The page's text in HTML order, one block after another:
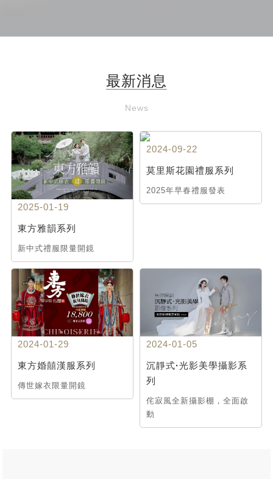
最新消息
News
2025-01-19
東方雅韻系列
新中式禮服限量開鏡
2024-09-22
莫里斯花園禮服系列
2025年早春禮服發表
2024-01-29
東方婚囍漢服系列
傳世嫁衣限量開鏡
2024-01-05
沉靜式·光影美學攝影系
列
侘寂風全新攝影棚，全面啟
動